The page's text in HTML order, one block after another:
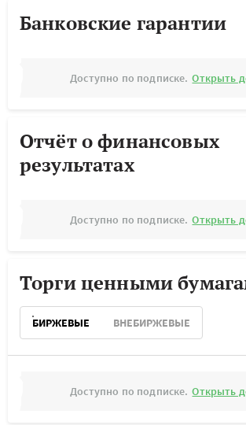
Банковские гарантии
Доступно по подписке. Открыть
Отчёт о финансовых
результатах
Доступно по подписке. Открыть
Торги ценными
БИРЖЕВЫЕ ВНЕБИРЖЕВЫЕ
Доступно по подписке. Открыть